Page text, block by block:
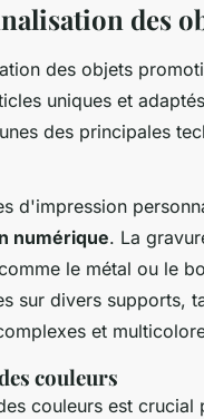
des
des objets
uniques et
des principales
d'impression
numérique. La
le métal ou le
sur divers supports,
et
couleurs
couleurs est